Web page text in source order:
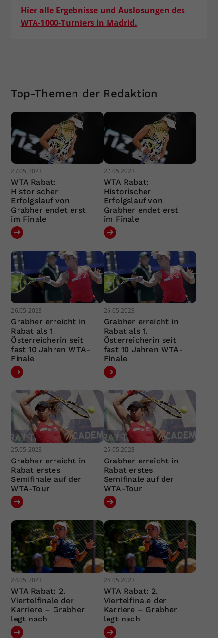
Hier alle Ergebnisse und Auslosungen des
WTA-1000-Turniers in Madrid.
Top-Themen der Redaktion
27.05.2023
WTA Rabat:
Historischer
Erfolgslauf von
Grabher endet erst
im Finale
27.05.2023
WTA Rabat:
Historischer
Erfolgslauf von
Grabher endet erst
im Finale
26.05.2023
Grabher erreicht in
Rabat als 1.
Österreicherin seit
fast 10 Jahren WTA-
Finale
26.05.2023
Grabher erreicht in
Rabat als 1.
Österreicherin seit
fast 10 Jahren WTA-
Finale
25.05.2023
Grabher erreicht in
Rabat erstes
Semifinale auf der
WTA-Tour
25.05.2023
Grabher erreicht in
Rabat erstes
Semifinale auf der
WTA-Tour
24.05.2023
WTA Rabat: 2.
Viertelfinale der
Karriere – Grabher
legt nach
24.05.2023
WTA Rabat: 2.
Viertelfinale der
Karriere – Grabher
legt nach